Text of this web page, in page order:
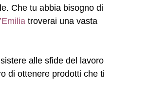
Che tu abbia bisogno di
troverai una vasta
alle sfide del lavoro
di ottenere prodotti che ti